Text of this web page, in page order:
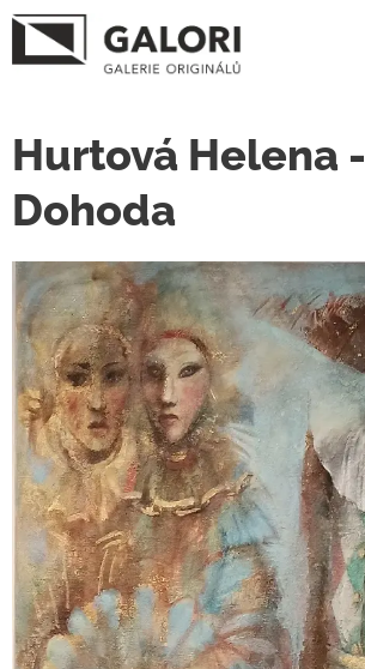
Hurtová Helena -
Dohoda